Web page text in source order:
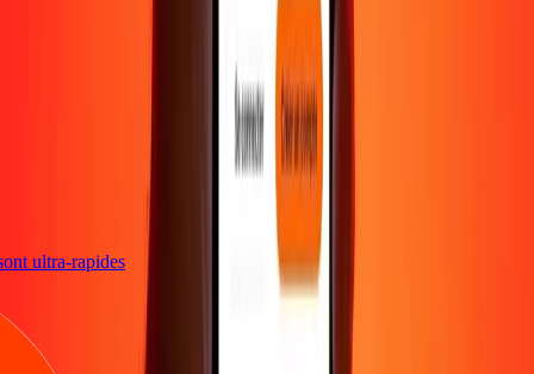
ultra-rapides